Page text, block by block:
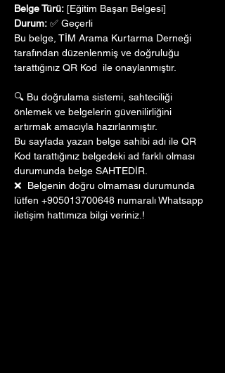
Belge Türü: [Eğitim Başarı Belgesi]
Durum: ✅ Geçerli
Bu belge, TİM Arama Kurtarma Derneği
tarafından düzenlenmiş ve doğruluğu
tarattığınız QR Kod  ile onaylanmıştır.
🔍 Bu doğrulama sistemi, sahteciliği
önlemek ve belgelerin güvenilirliğini
artırmak amacıyla hazırlanmıştır.
Bu sayfada yazan belge sahibi adı ile QR
Kod tarattığınız belgedeki ad farklı olması
durumunda belge SAHTEDİR.
❌  Belgenin doğru olmaması durumunda
lütfen +905013700648 numaralı Whatsapp
iletişim hattımıza bilgi veriniz.!